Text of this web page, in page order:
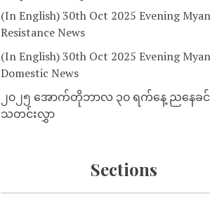
(In English) 30th Oct 2025 Evening
Resistance News
(In English) 30th Oct 2025 Evening
Domestic News
၂၀၂၅ အောက်တိုဘာလ ၃၀ ရက်နေ့ ညနေခင်
သတင်းလွှာ
Sections